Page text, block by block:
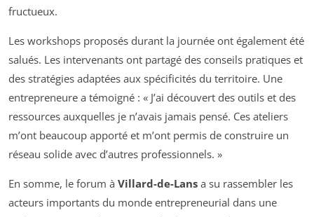
fructueux.
Les workshops proposés durant la journée ont également été
salués. Les intervenants ont partagé des conseils pratiques et
des stratégies adaptées aux spécificités du territoire. Une
entrepreneure a témoigné : « J’ai découvert des outils et des
ressources auxquelles je n’avais jamais pensé. Ces ateliers
m’ont beaucoup apporté et m’ont permis de construire un
réseau solide avec d’autres professionnels. »
En somme, le forum à Villard-de-Lans a su rassembler les
acteurs importants du monde entrepreneurial dans une